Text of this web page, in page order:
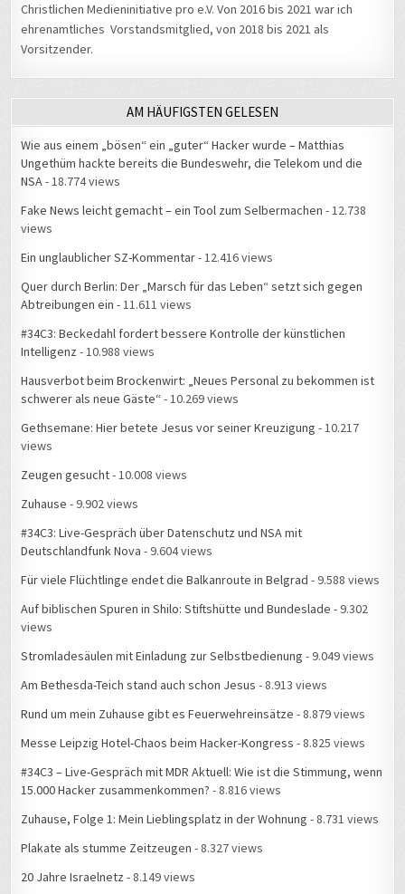
Christlichen Medieninitiative pro e.V. Von 2016 bis 2021 war ich
ehrenamtliches Vorstandsmitglied, von 2018 bis 2021 als
Vorsitzender.
AM HÄUFIGSTEN GELESEN
Wie aus einem „bösen“ ein „guter“ Hacker wurde – Matthias
Ungethüm hackte bereits die Bundeswehr, die Telekom und die
NSA - 18.774 views
Fake News leicht gemacht – ein Tool zum Selbermachen - 12.738
views
Ein unglaublicher SZ-Kommentar- 12.416 views
Quer durch Berlin: Der „Marsch für das Leben“ setzt sich gegen
Abtreibungen ein - 11.611 views
#34C3: Beckedahl fordert bessere Kontrolle der künstlichen
Intelligenz - 10.988 views
Hausverbot beim Brockenwirt: „Neues Personal zu bekommen ist
schwerer als neue Gäste“ - 10.269 views
Gethsemane: Hier betete Jesus vor seiner Kreuzigung - 10.217
views
Zeugen gesucht- 10.008 views
Zuhause - 9.902 views
#34C3: Live-Gespräch über Datenschutz und NSA mit
Deutschlandfunk Nova - 9.604 views
Für viele Flüchtlinge endet die Balkanroute in Belgrad - 9.588 views
Auf biblischen Spuren in Shilo: Stiftshütte und Bundeslade - 9.302
views
Stromladesäulen mit Einladung zur Selbstbedienung - 9.049 views
Am Bethesda-Teich stand auch schon Jesus - 8.913 views
Rund um mein Zuhause gibt es Feuerwehreinsätze - 8.879 views
Messe Leipzig Hotel-Chaos beim Hacker-Kongress - 8.825 views
#34C3 – Live-Gespräch mit MDR Aktuell: Wie ist die Stimmung, wenn
15.000 Hacker zusammenkommen? - 8.816 views
Zuhause, Folge 1: Mein Lieblingsplatz in der Wohnung - 8.731 views
Plakate als stumme Zeitzeugen - 8.327 views
20 Jahre Israelnetz - 8.149 views